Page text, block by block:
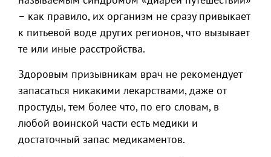
– как правило, их организм не сразу привыкает
к питьевой воде других регионов, что вызывает
те или иные расстройства.
Здоровым призывникам врач не рекомендует
запасаться никакими лекарствами, даже от
простуды, тем более что, по его словам, в
любой воинской части есть медики и
достаточный запас медикаментов.